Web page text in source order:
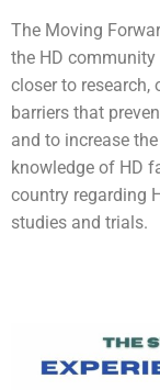
The Moving
the HD community
closer to research,
barriers that
and to increase the
knowledge of HD
country regarding
studies and trials.